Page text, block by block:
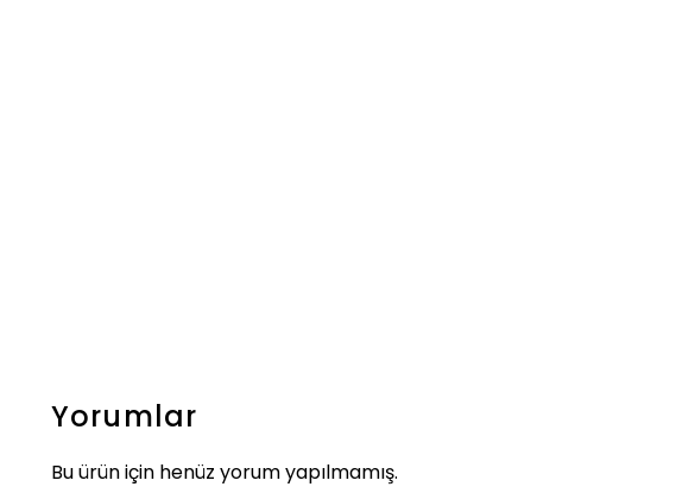
Yorumlar
Bu ürün için henüz yorum yapılmamış.